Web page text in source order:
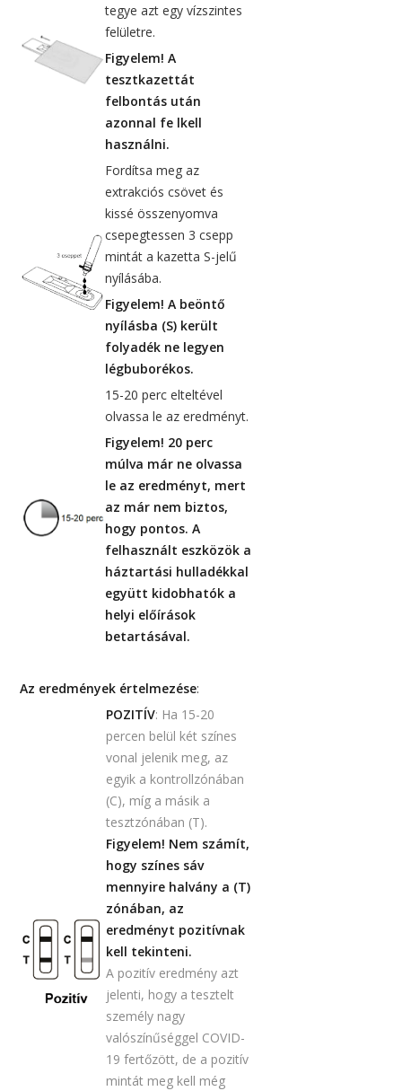
tegye azt egy vízszintes
felületre.
Figyelem! A
tesztkazettát
felbontás után
azonnal fe lkell
használni.
Fordítsa meg az
extrakciós csövet és
kissé összenyomva
csepegtessen 3 csepp
mintát a kazetta S-jelű
nyílásába.
Figyelem! A beöntő
nyílásba (S) került
folyadék ne legyen
légbuborékos.
15-20 perc elteltével
olvassa le az eredményt.
Figyelem! 20 perc
múlva már ne olvassa
le az eredményt, mert
az már nem biztos,
hogy pontos. A
felhasznált eszközök a
háztartási hulladékkal
együtt kidobhatók a
helyi előírások
betartásával.
Az eredmények értelmezése:
POZITÍV: Ha 15-20
percen belül két színes
vonal jelenik meg, az
egyik a kontrollzónában
(C), míg a másik a
tesztzónában (T).
Figyelem! Nem számít,
hogy színes sáv
mennyire halvány a (T)
zónában, az
eredményt pozitívnak
kell tekinteni.
A pozitív eredmény azt
jelenti, hogy a tesztelt
személy nagy
valószínűséggel COVID-
19 fertőzött, de a pozitív
mintát meg kell még